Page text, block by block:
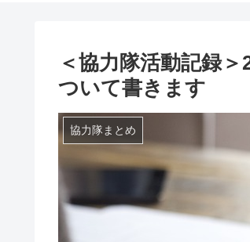
＜協力隊活動記録
ついて書きます
協力隊まとめ